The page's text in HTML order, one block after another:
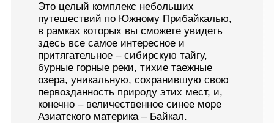
Это целый комплекс небольших
путешествий по Южному Прибайкалью,
в рамках которых вы сможете увидеть
здесь все самое интересное и
притягательное – сибирскую тайгу,
бурные горные реки, тихие таежные
озера, уникальную, сохранившую свою
первозданность природу этих мест, и,
конечно – величественное синее море
Азиатского материка – Байкал.